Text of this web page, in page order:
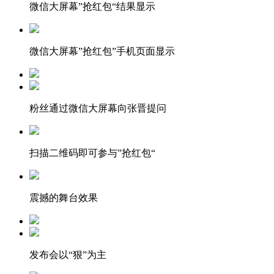
微信大屏幕”抢红包“结果显示
微信大屏幕”抢红包”手机页面显示
粉丝通过微信大屏幕向张晋提问
扫描二维码即可参与”抢红包“
震撼的舞台效果
发布会以“狠”为主